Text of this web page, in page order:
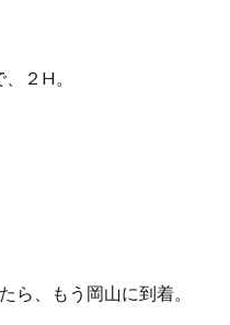
２H。
ら、もう岡山に到着。